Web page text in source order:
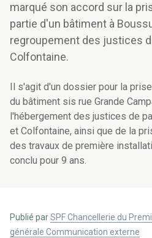
marqué son accord sur la
partie d'un bâtiment à
regroupement des justices
Colfontaine.
Il s'agit d'un dossier pour la
du bâtiment sis rue Grande
l'hébergement des justices de
et Colfontaine, ainsi que de la
des travaux de première
conclu pour 9 ans.
Publié parSPF Chancellerie du
générale Communication externe